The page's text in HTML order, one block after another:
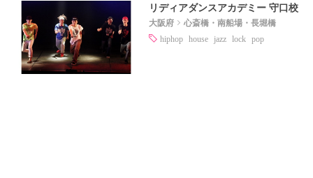
リディアダンスアカデミー 守口校
大阪府 心斎橋・南船場・長堀橋
hiphop house jazz lock pop